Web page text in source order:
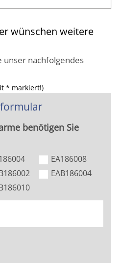
wünschen weitere
unser nachfolgendes
* markiert!)
benötigen Sie
EA186008
EAB186004